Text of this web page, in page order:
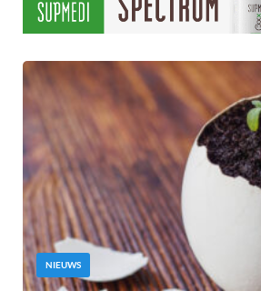
NIEUWS